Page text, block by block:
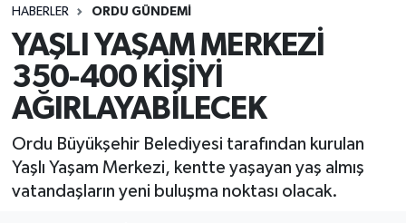
HABERLER ORDU GÜNDEMİ
YAŞLI YAŞAM MERKEZİ
350-400 KİŞİYİ
AĞIRLAYABİLECEK
Ordu Büyükşehir Belediyesi tarafından kurulan
Yaşlı Yaşam Merkezi, kentte yaşayan yaş almış
vatandaşların yeni buluşma noktası olacak.
Süper Lig Puan Durumu ve Fikstür
Tüm Manşetler
Son Dakika Haberleri
Haber Arşivi